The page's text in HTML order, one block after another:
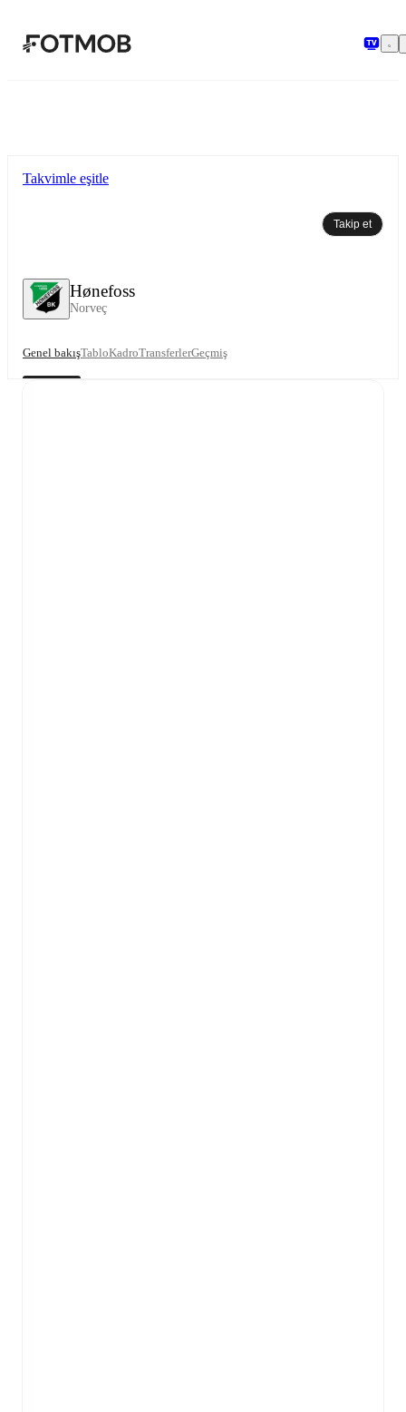
Hønefoss
Norveç
Takvimle eşitle
Takip et
Genel bakışTabloKadroTransferlerGeçmiş